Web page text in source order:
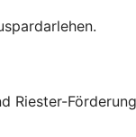
Riester-